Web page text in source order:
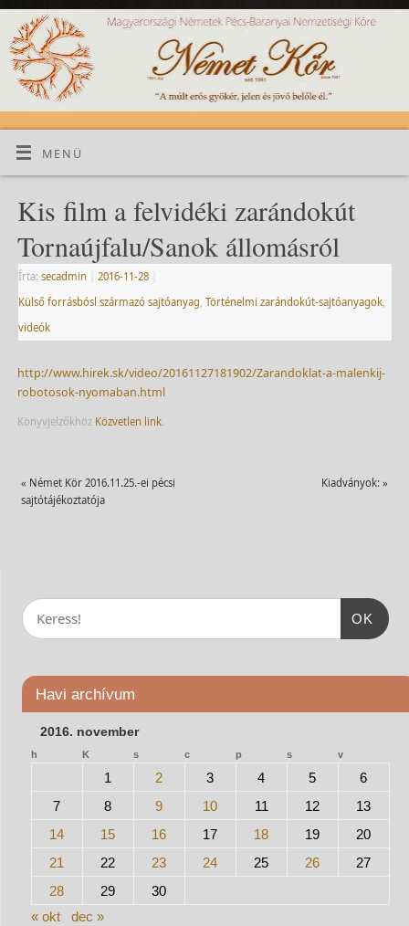
MENÜ
Kis film a felvidéki zarándokút
Tornaújfalu/Sanok állomásról
Írta: secadmin 2016-11-28
Külső forrásbósl származó sajtóanyag Történelmi zarándokút-sajtóanyagok,
videók
http://www.hirek.sk/video/20161127181902/Zarandoklat-a-malenkij-
robotosok-nyomaban.html
Könyvjelzőkhöz Közvetlen link.
« Német Kör 2016.11.25.-ei pécsi
sajtótájékoztatója
Kiadványok:»
OK
Havi archívum
2016. november
h K s c p s v
1 2 3 4 5
6
7
8 9 10 11 12
13
14
15 16 17 18 19
20
21
22 23 24 25 26
27
28
29
30
« okt
dec »